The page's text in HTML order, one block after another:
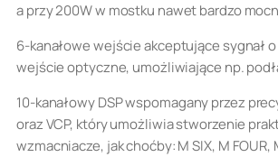
a przy 200W w mostku nawet bardzo
6-kanałowe wejście akceptujące sygnał
wejście optyczne, umożliwiające np.
10-kanałowy DSP wspomagany przez
oraz VCP, który umożliwia stworzenie
wzmacniacze, jak choćby: M SIX, M FOUR,